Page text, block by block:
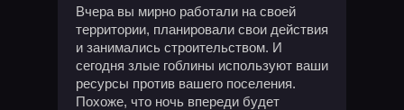
Вчера вы мирно работали на своей
территории, планировали свои действия
и занимались строительством. И
сегодня злые гоблины используют ваши
ресурсы против вашего поселения.
Похоже, что ночь впереди будет